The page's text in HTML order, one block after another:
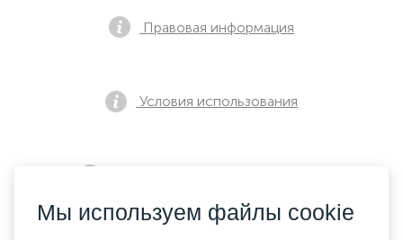
Правовая информация
Условия использования
Мы используем файлы cookie